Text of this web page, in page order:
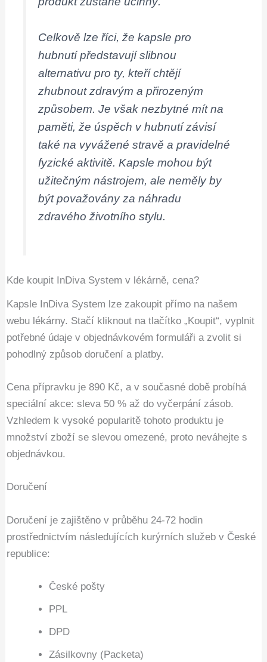
Celkově lze říci, že kapsle pro
hubnutí představují slibnou
alternativu pro ty, kteří chtějí
zhubnout zdravým a přirozeným
způsobem. Je však nezbytné mít na
paměti, že úspěch v hubnutí závisí
také na vyvážené stravě a pravidelné
fyzické aktivitě. Kapsle mohou být
užitečným nástrojem, ale neměly by
být považovány za náhradu
zdravého životního stylu.
Kde koupit InDiva System v lékárně, cena?
Kapsle InDiva System lze zakoupit přímo na našem
webu lékárny. Stačí kliknout na tlačítko „Koupit“, vyplnit
potřebné údaje v objednávkovém formuláři a zvolit si
pohodlný způsob doručení a platby.
Cena přípravku je 890 Kč, a v současné době probíhá
speciální akce: sleva 50 % až do vyčerpání zásob.
Vzhledem k vysoké popularitě tohoto produktu je
množství zboží se slevou omezené, proto neváhejte s
objednávkou.
Doručení
Doručení je zajištěno v průběhu 24-72 hodin
prostřednictvím následujících kurýrních služeb v České
republice:
České pošty
PPL
DPD
Zásilkovny (Packeta)